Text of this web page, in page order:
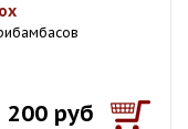
200 руб